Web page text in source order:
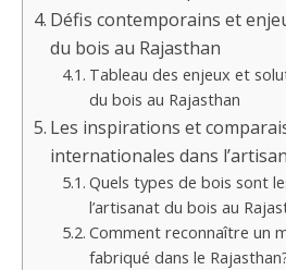
Défis contemporains et
du bois au Rajasthan
Tableau des enjeux et
du bois au Rajasthan
Les inspirations et
internationales dans
Quels types de bois sont
l’artisanat du bois au
Comment reconnaître un
fabriqué dans le